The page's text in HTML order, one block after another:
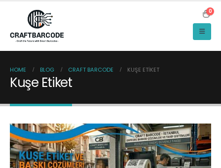
0
HOME BLOG CRAFT BARCODE KUŞE ETIKET
Kuşe Etiket